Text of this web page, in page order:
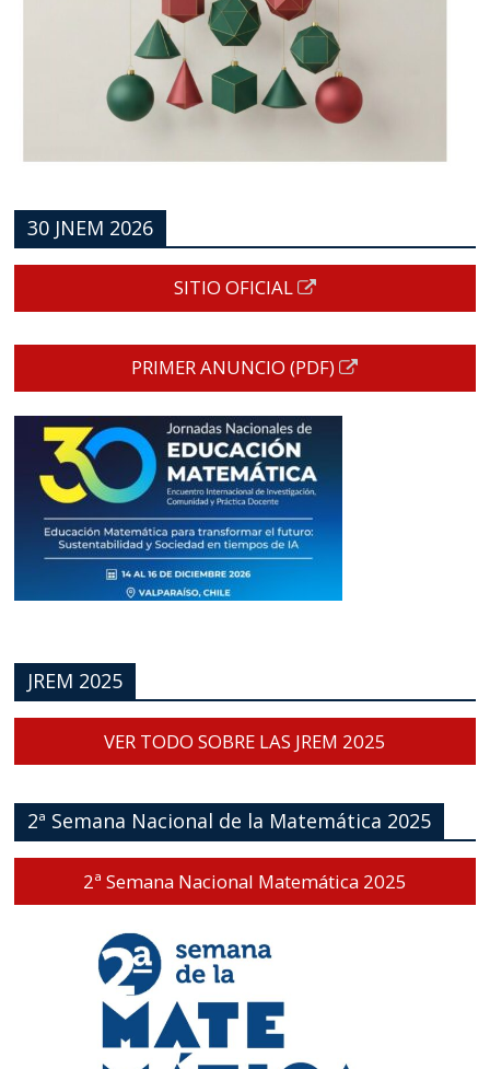
30 JNEM 2026
SITIO OFICIAL
PRIMER ANUNCIO (PDF)
JREM 2025
VER TODO SOBRE LAS JREM 2025
2ª Semana Nacional de la Matemática 2025
2ª Semana Nacional Matemática 2025